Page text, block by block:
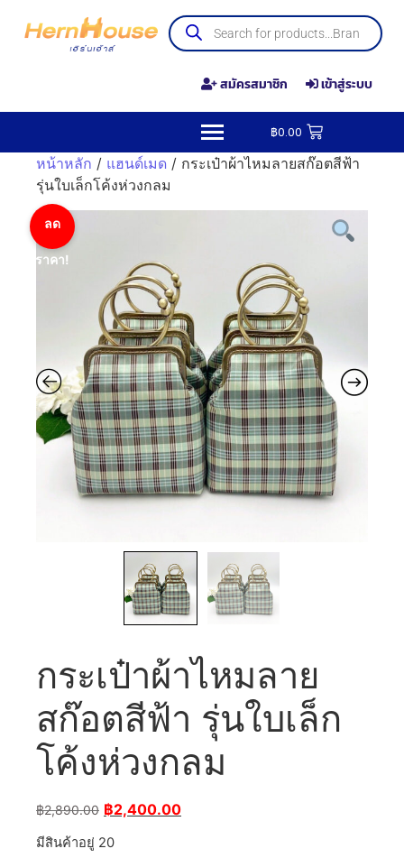
สมัครสมาชิก เข้าสู่ระบบ
฿0.00
หน้าหลัก / แฮนด์เมด / กระเป๋าผ้าไหมลายสก๊อตสีฟ้า
รุ่นใบเล็กโค้งห่วงกลม
ลด
ราคา!
กระเป๋าผ้าไหมลาย
สก๊อตสีฟ้า รุ่นใบเล็ก
โค้งห่วงกลม
฿2,890.00 ฿2,400.00
มีสินค้าอยู่ 20